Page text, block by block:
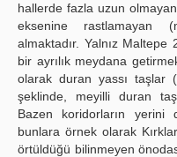
hallerde fazla uzun
eksenine rastlamayan
almaktadır. Yalnız
bir ayrılık meydana
olarak duran yassı taşlar
şeklinde, meyilli duran
Bazen koridorların yerini
bunlara örnek olarak
örtüldüğü bilinmeyen